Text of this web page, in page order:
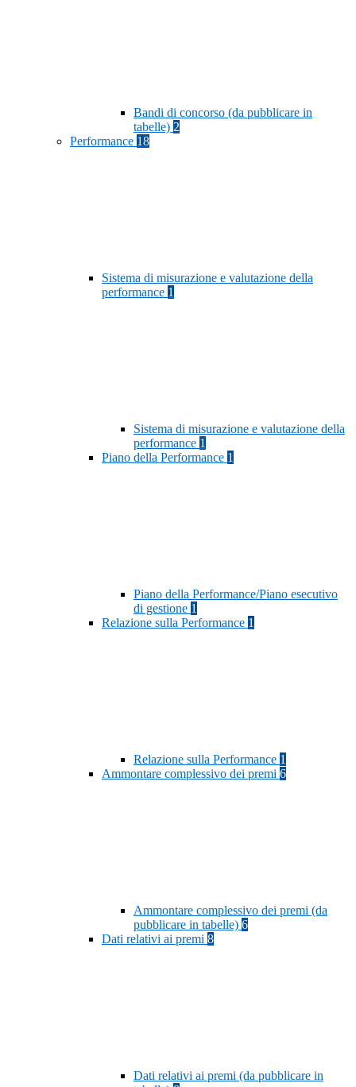
Bandi di concorso (da pubblicare in
tabelle) 2
Performance 18
Sistema di misurazione e valutazione della
performance 1
Sistema di misurazione e valutazione della
performance 1
Piano della Performance 1
Piano della Performance/Piano esecutivo
di gestione 1
Relazione sulla Performance 1
Relazione sulla Performance 1
Ammontare complessivo dei premi 6
Ammontare complessivo dei premi (da
pubblicare in tabelle) 6
Dati relativi ai premi 8
Dati relativi ai premi (da pubblicare in